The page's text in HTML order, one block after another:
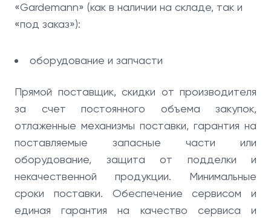
«Gardemann» (как в наличии на складе, так и
«под заказ»):
оборудование и запчасти
Прямой поставщик, скидки от производителя
за счет постоянного объема закупок,
отлаженные механизмы поставки, гарантия на
поставляемые запасные части или
оборудование, защита от подделки и
некачественной продукции. Минимальные
сроки поставки. Обеспечение сервисом и
единая гарантия на качество сервиса и